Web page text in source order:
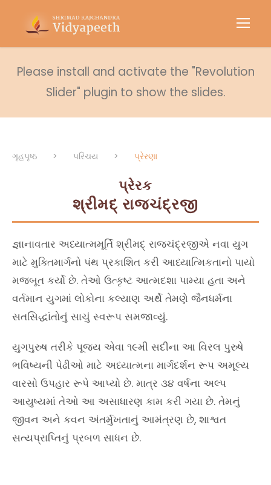
Please install and activate the "Revolution
Slider" plugin to show the slides.
ગૃહપૃષ્ઠ > પરિચય > પ્રેરણા
પ્રેરક
શ્રીમદ્ રાજચંદ્રજી
જ્ઞાનાવતાર અધ્યાત્મમૂર્તિ શ્રીમદ્ રાજચંદ્રજીએ નવા યુગ
માટે મુક્તિમાર્ગનો પંથ પ્રકાશિત કરી આધ્યાત્મિકતાનો પાયો
મજબૂત કર્યો છે. તેઓ ઉત્કૃષ્ટ આત્મદશા પામ્યા હતા અને
વર્તમાન યુગમાં લોકોના કલ્યાણ અર્થે તેમણે જૈનધર્મના
સતસિદ્ધાંતોનું સાચું સ્વરૂપ સમજાવ્યું.
યુગપુરુષ તરીકે પૂજ્ય એવા ૧૯મી સદીના આ વિરલ પુરુષે
ભવિષ્યની પેઢીઓ માટે અધ્યાત્મના માર્ગદર્શન રૂપ અમૂલ્ય
વારસો ઉપહાર રૂપે આપ્યો છે. માત્ર ૩૪ વર્ષના અલ્પ
આયુષ્યમાં તેઓ આ અસાધારણ કામ કરી ગયા છે. તેમનું
જીવન અને કવન અંતર્મુખતાનું આમંત્રણ છે, શાશ્વત
સત્યપ્રાપ્તિનું પ્રબળ સાધન છે.